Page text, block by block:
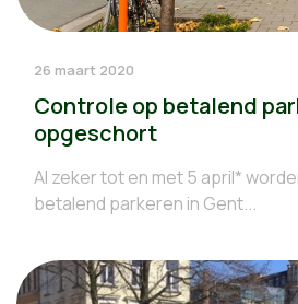
26 maart 2020
Controle op betalend
opgeschort
Al zeker tot en met 5 april*
betalend parkeren in Gent...